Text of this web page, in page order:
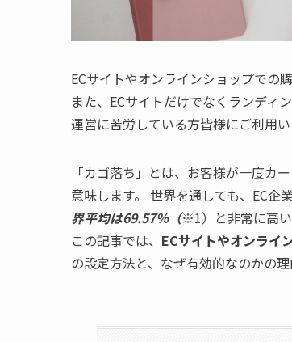
ECサイトやオンラインショップでの
また、ECサイトだけでなくランディ
運営に苦労している方皆様にご利用い
「カゴ落ち」とは、お客様が一度カ
意味します。 世界を通しても、EC企
界平均は69.57％（※1）と非常に高い
この記事では、 ECサイトやオンライ
の設定方法と、なぜ有効的なのかの理